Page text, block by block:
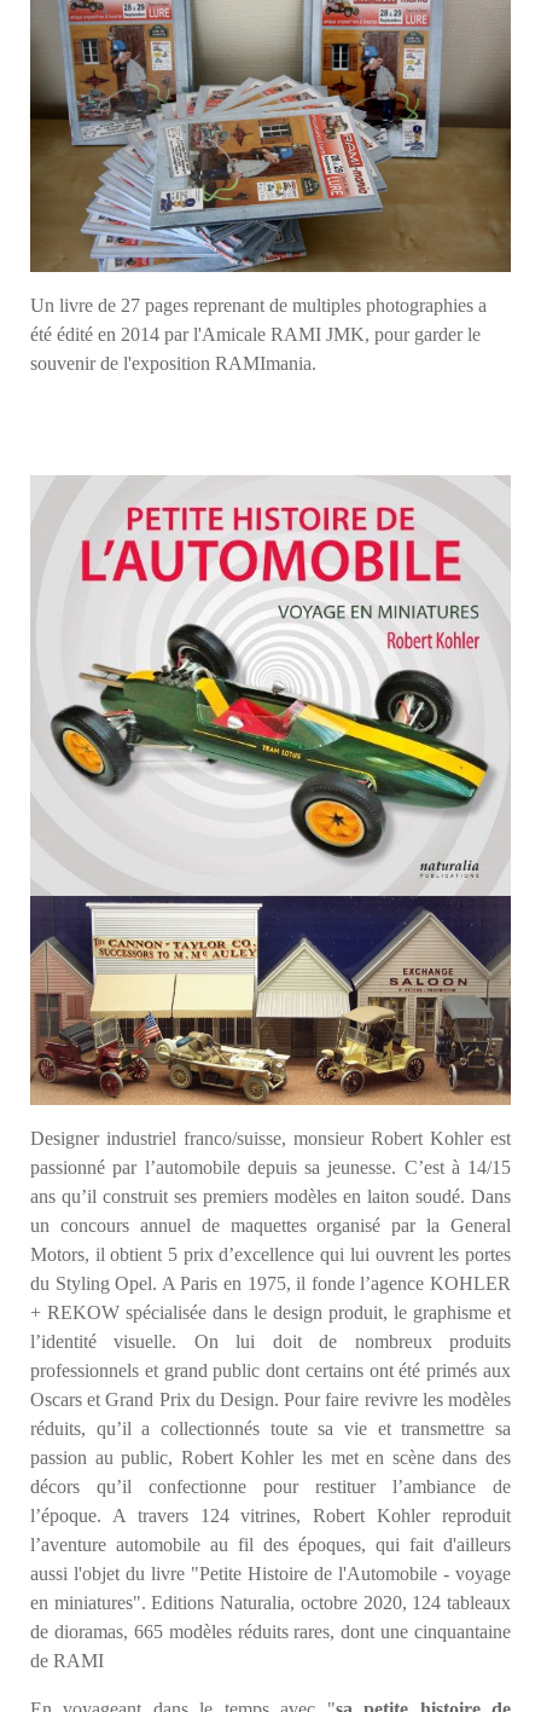
Un livre de 27 pages reprenant de multiples photographies a
été édité en 2014 par l'Amicale RAMI JMK, pour garder le
souvenir de l'exposition RAMImania.
Designer industriel franco/suisse, monsieur Robert Kohler est
passionné par l’automobile depuis sa jeunesse. C’est à 14/15
ans qu’il construit ses premiers modèles en laiton soudé. Dans
un concours annuel de maquettes organisé par la General
Motors, il obtient 5 prix d’excellence qui lui ouvrent les portes
du Styling Opel. A Paris en 1975, il fonde l’agence KOHLER
+ REKOW spécialisée dans le design produit, le graphisme et
l’identité visuelle. On lui doit de nombreux produits
professionnels et grand public dont certains ont été primés aux
Oscars et Grand Prix du Design. Pour faire revivre les modèles
réduits, qu’il a collectionnés toute sa vie et transmettre sa
passion au public, Robert Kohler les met en scène dans des
décors qu’il confectionne pour restituer l’ambiance de
l’époque. A travers 124 vitrines, Robert Kohler reproduit
l’aventure automobile au fil des époques, qui fait d'ailleurs
aussi l'objet du livre "Petite Histoire de l'Automobile - voyage
en miniatures". Editions Naturalia, octobre 2020, 124 tableaux
de dioramas, 665 modèles réduits rares, dont une cinquantaine
de RAMI